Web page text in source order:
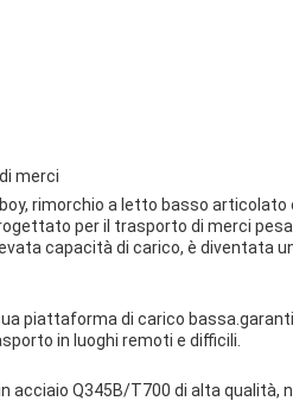
merci
rimorchio a letto basso articolato
per il trasporto di merci
capacità di carico, è diventata
piattaforma di carico
in luoghi remoti e difficili.
Q345B/T700 di alta qualità,